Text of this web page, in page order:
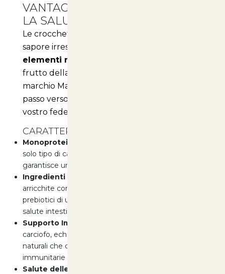
VANTAGGI PER IL COMFORT E
LA SALUTE
Le crocchette Monge non solo offrono un
sapore irresistibile, ma sono anche ricche di
elementi nutritivi di altissima qualità
frutto della consolidata esperienza del
marchio Made in Italy. Ogni morso è un
passo verso una vita più sana e felice per il
vostro fedele compagno.
CARATTERISTICHE PRINCIPALI:
Monoproteina:
solo tipo di carne, in questo caso il pollo, che
garantisce un'ottima tollerabilità alimentare.
Ingredienti di Qualità:
arricchite con
prebiotici di ultima generazione che supportano la
salute intestinale.
Supporto Immunitario:
carciofo, echinacea, origano e aglio, ingredienti
naturali che contribuiscono a stimolare le difese
immunitarie e proteggere il fegato.
Salute delle Articolazioni: